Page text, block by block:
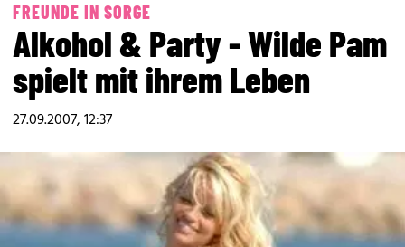
FREUNDE IN SORGE
Alkohol & Party - Wilde Pam
spielt mit ihrem Leben
27.09.2007, 12:37